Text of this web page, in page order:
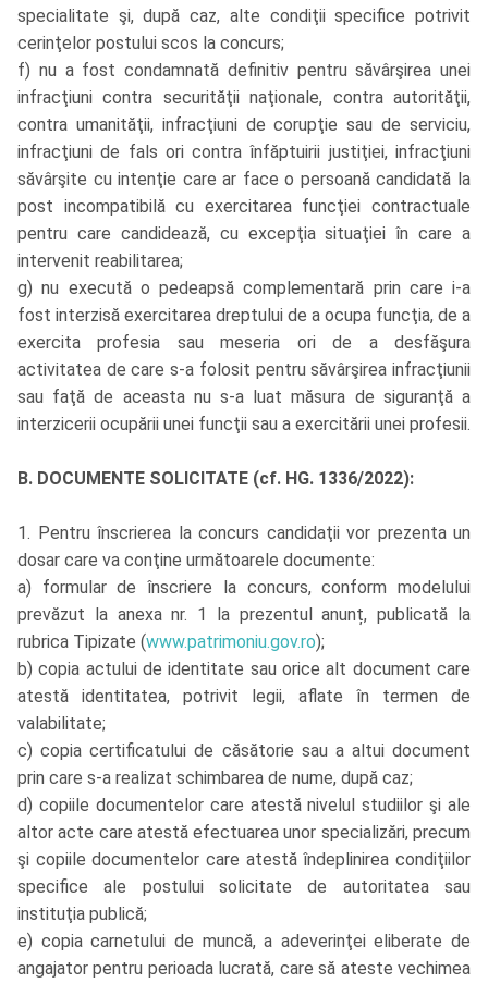
specialitate şi, după caz, alte condiţii specifice potrivit
cerinţelor postului scos la concurs;
f) nu a fost condamnată definitiv pentru săvârşirea unei
infracţiuni contra securităţii naţionale, contra autorităţii,
contra umanităţii, infracţiuni de corupţie sau de serviciu,
infracţiuni de fals ori contra înfăptuirii justiţiei, infracţiuni
săvârşite cu intenţie care ar face o persoană candidată la
post incompatibilă cu exercitarea funcţiei contractuale
pentru care candidează, cu excepţia situaţiei în care a
intervenit reabilitarea;
g) nu execută o pedeapsă complementară prin care i-a
fost interzisă exercitarea dreptului de a ocupa funcţia, de a
exercita profesia sau meseria ori de a desfăşura
activitatea de care s-a folosit pentru săvârşirea infracţiunii
sau faţă de aceasta nu s-a luat măsura de siguranţă a
interzicerii ocupării unei funcţii sau a exercitării unei profesii.
B. DOCUMENTE SOLICITATE (cf. HG. 1336/2022):
1. Pentru înscrierea la concurs candidaţii vor prezenta un
dosar care va conţine următoarele documente:
a) formular de înscriere la concurs, conform modelului
prevăzut la anexa nr. 1 la prezentul anunț, publicată la
rubrica Tipizate (www.patrimoniu.gov.ro);
b) copia actului de identitate sau orice alt document care
atestă identitatea, potrivit legii, aflate în termen de
valabilitate;
c) copia certificatului de căsătorie sau a altui document
prin care s-a realizat schimbarea de nume, după caz;
d) copiile documentelor care atestă nivelul studiilor şi ale
altor acte care atestă efectuarea unor specializări, precum
şi copiile documentelor care atestă îndeplinirea condiţiilor
specifice ale postului solicitate de autoritatea sau
instituţia publică;
e) copia carnetului de muncă, a adeverinţei eliberate de
angajator pentru perioada lucrată, care să ateste vechimea